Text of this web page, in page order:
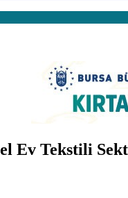
Ev Tekstili